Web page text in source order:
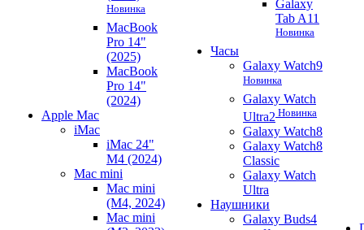
Новинка
MacBook
Pro 14"
(2025)
MacBook
Pro 14"
(2024)
Apple Mac
iMac
iMac 24"
M4 (2024)
Mac mini
Mac mini
(M4, 2024)
Mac mini
Galaxy
Tab A11
Новинка
Часы
Galaxy Watch9
Новинка
Galaxy Watch
Ultra2 Новинка
Galaxy Watch8
Galaxy Watch8
Classic
Galaxy Watch
Ultra
Наушники
Galaxy Buds4